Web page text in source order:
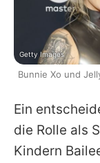
Ein
die Rolle als
Kindern
Getty Images
Bunnie Xo und